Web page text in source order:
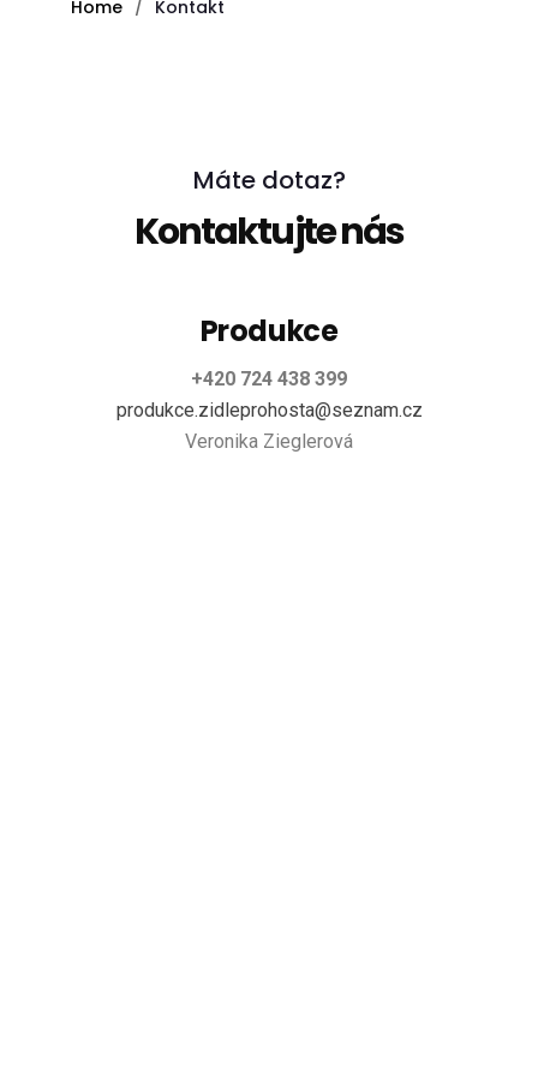
Home Kontakt
Máte dotaz?
Kontaktujte nás
Produkce
+420 724 438 399
produkce.zidleprohosta@seznam.cz
Veronika Zieglerová